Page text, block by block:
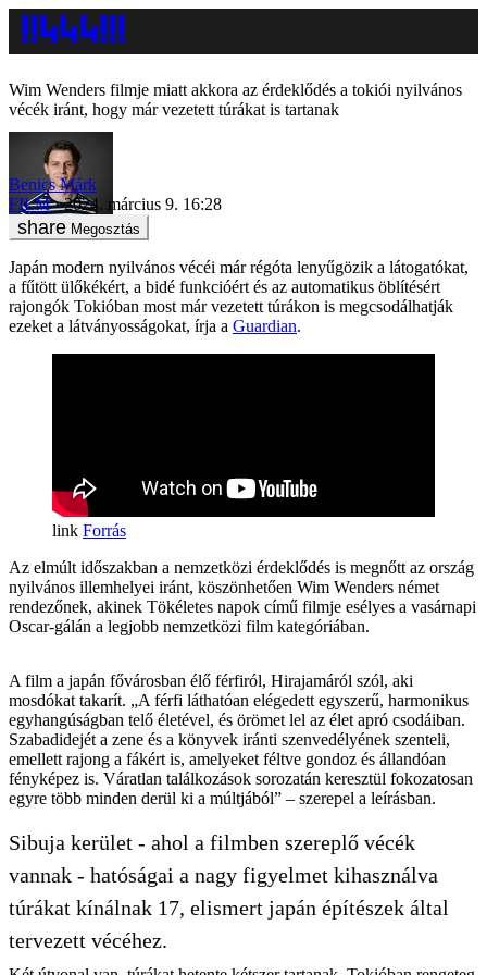
Wim Wenders filmje miatt akkora az érdeklődés a tokiói nyilvános
vécék iránt, hogy már vezetett túrákat is tartanak
Benics Márk
FILM
2024. március 9. 16:28
Megosztás
Japán modern nyilvános vécéi már régóta lenyűgözik a látogatókat,
a fűtött ülőkékért, a bidé funkcióért és az automatikus öblítésért
rajongók Tokióban most már vezetett túrákon is megcsodálhatják
ezeket a látványosságokat, írja a Guardian.
Forrás
Az elmúlt időszakban a nemzetközi érdeklődés is megnőtt az ország
nyilvános illemhelyei iránt, köszönhetően Wim Wenders német
rendezőnek, akinek Tökéletes napok című filmje esélyes a vasárnapi
Oscar-gálán a legjobb nemzetközi film kategóriában.
A film a japán fővárosban élő férfiról, Hirajamáról szól, aki
mosdókat takarít. „A férfi láthatóan elégedett egyszerű, harmonikus
egyhangúságban telő életével, és örömet lel az élet apró csodáiban.
Szabadidejét a zene és a könyvek iránti szenvedélyének szenteli,
emellett rajong a fákért is, amelyeket féltve gondoz és állandóan
fényképez is. Váratlan találkozások sorozatán keresztül fokozatosan
egyre több minden derül ki a múltjából” – szerepel a leírásban.
Sibuja kerület - ahol a filmben szereplő vécék
vannak - hatóságai a nagy figyelmet kihasználva
túrákat kínálnak 17, elismert japán építészek által
tervezett vécéhez.